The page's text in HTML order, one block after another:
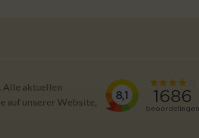
Alle aktuellen
auf unserer Website,